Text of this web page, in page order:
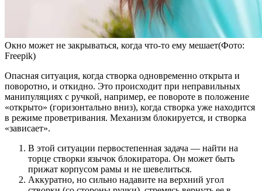
Окно может не закрываться, когда что-то ему мешает(Фото:
Freepik)
Опасная ситуация, когда створка одновременно открыта и
поворотно, и откидно. Это происходит при неправильных
манипуляциях с ручкой, например, ее повороте в положение
«открыто» (горизонтально вниз), когда створка уже находится
в режиме проветривания. Механизм блокируется, и створка
«зависает».
В этой ситуации первостепенная задача — найти на
торце створки язычок блокиратора. Он может быть
прижат корпусом рамы и не шевелиться.
Аккуратно, но сильно надавите на верхний угол